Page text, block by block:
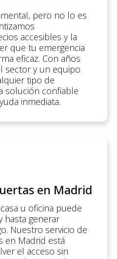
pero no lo es
accesibles y la
que tu emergencia
eficaz. Con años
sector y un equipo
tipo de
solución confiable
inmediata.
en Madrid
u oficina puede
hasta generar
Nuestro servicio de
en Madrid está
el acceso sin